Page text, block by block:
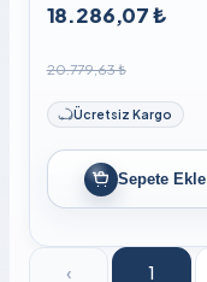
18.286,07 ₺
20.779,63 ₺
Ücretsiz Kargo
Sepete Ekle
‹ 1